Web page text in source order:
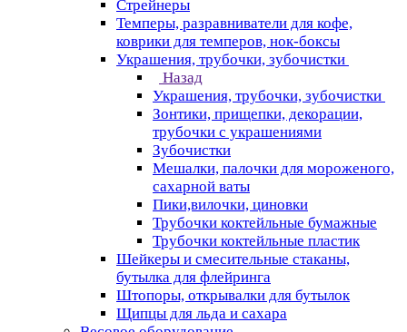
Стрейнеры
Темперы, разравниватели для кофе,
коврики для темперов, нок-боксы
Украшения, трубочки, зубочистки
Назад
Украшения, трубочки, зубочистки
Зонтики, прищепки, декорации,
трубочки с украшениями
Зубочистки
Мешалки, палочки для мороженого,
сахарной ваты
Пики,вилочки, циновки
Трубочки коктейльные бумажные
Трубочки коктейльные пластик
Шейкеры и смесительные стаканы,
бутылка для флейринга
Штопоры, открывалки для бутылок
Щипцы для льда и сахара